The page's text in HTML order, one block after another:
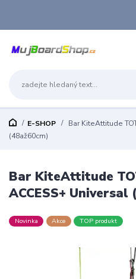
E-SHOP
Bar KiteAttitude
(48až60cm)
Bar KiteAttitude
ACCESS+ Universal
Novinka Akce TOP produkt